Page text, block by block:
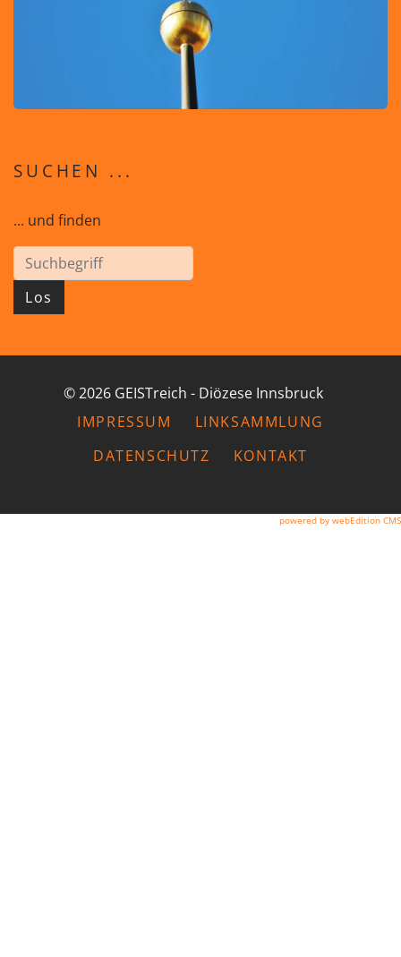
SUCHEN ...
... und finden
Los
© 2026 GEISTreich - Diözese Innsbruck
IMPRESSUM
LINKSAMMLUNG
DATENSCHUTZ
KONTAKT
powered by webEdition CMS